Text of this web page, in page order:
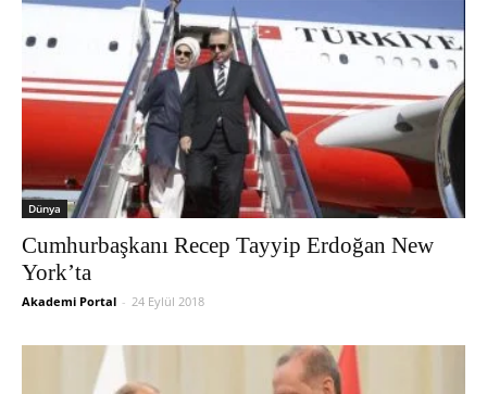
Dünya
Cumhurbaşkanı Recep Tayyip Erdoğan New
York’ta
Akademi Portal - 24 Eylül 2018